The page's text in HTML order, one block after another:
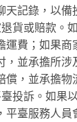
天記錄，以備
貨或賠款。
運費；如果
，並承擔所
償，並承擔物
投訴。如果
平臺服務人員